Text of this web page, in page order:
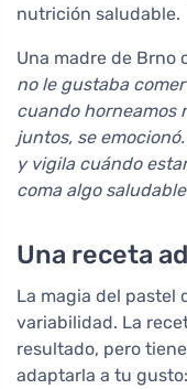
nutrición saludable.
Una madre de Brno
no le gustaba
cuando horneamos
juntos, se
y vigila cuándo
coma algo
Una receta
La magia del pastel
variabilidad. La
resultado, pero
adaptarla a tu gusto: